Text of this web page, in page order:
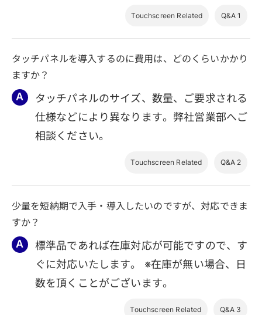
Touchscreen Related Q&A 1
タッチパネルを導入するのに費用は、どのくらいかかり
ますか？
タッチパネルのサイズ、数量、ご要求される
仕様などにより異なります。弊社営業部へご
相談ください。
Touchscreen Related Q&A 2
少量を短納期で入手・導入したいのですが、対応できま
すか？
標準品であれば在庫対応が可能ですので、す
ぐに対応いたします。 ※在庫が無い場合、日
数を頂くことがございます。
Touchscreen Related Q&A 3